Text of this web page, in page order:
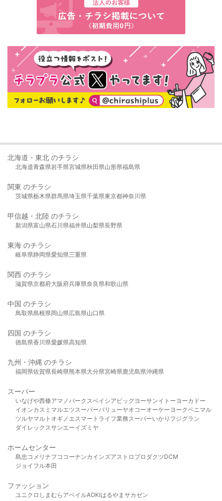
北海道・東北 のチラシ
北海道青森県岩手県宮城県秋田県山形県福島県
関東 のチラシ
茨城県栃木県群馬県埼玉県千葉県東京都神奈川県
甲信越・北陸 のチラシ
新潟県富山県石川県福井県山梨県長野県
東海 のチラシ
岐阜県静岡県愛知県三重県
関西 のチラシ
滋賀県京都府大阪府兵庫県奈良県和歌山県
中国 のチラシ
鳥取県島根県岡山県広島県山口県
四国 のチラシ
徳島県香川県愛媛県高知県
九州・沖縄 のチラシ
福岡県佐賀県長崎県熊本県大分県宮崎県鹿児島県沖縄県
スーパー
いなげや西條アマノパークスベイシア ビッグヨーサンイトーヨーカドー
イオンカスミ マルエツスーパーバリューヤオコーオーケー ヨークベニマル
ツルヤマルト オギノ エスマート ライフ業務スーパーいかり フジグラン
ダイレックスサンエーイズミヤ
ホームセンター
島忠 コメリ ナフコ コーナンカインズアストロプロダクツDCM
ジョイフル本田
ファッション
ユニクロ しまむら アベイルAOKIはるやま サカゼン